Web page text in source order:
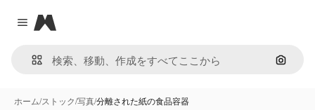
Close menu
Magnific
画像で
ホーム/ストック/写真/分離された紙の食品容器